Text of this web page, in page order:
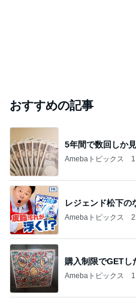
おすすめの記事
5年間で数回しか
Amebaトピックス
レジェンド松下の
Amebaトピックス
購入制限でGETし
Amebaトピックス